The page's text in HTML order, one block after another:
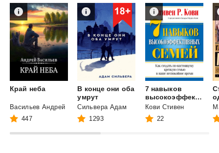
Край неба
Васильев Андрей
447
В конце они оба
умрут
Сильвера Адам
1293
7 навыков
высокоэффективных семей
Кови Стивен
22